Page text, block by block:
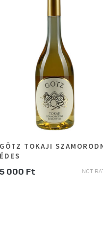
GÖTZ TOKAJI
ÉDES
NOT
5 000 Ft